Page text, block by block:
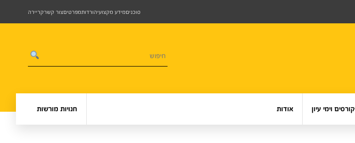
סוכניםמידע מקצועיהורדותמפרטיםצור קשרקריירה
קורסים וימי עיון אודות חנויות מורשות